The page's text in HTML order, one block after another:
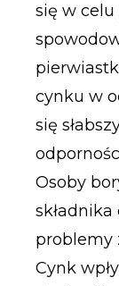
się w
cynku w
się
Osoby
problemy
Cynk